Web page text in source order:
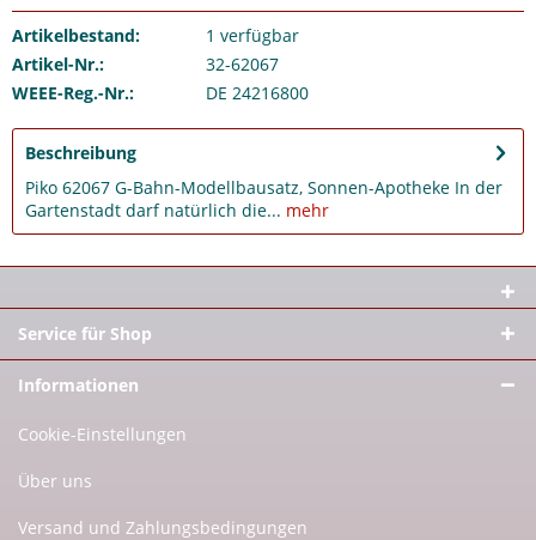
Artikelbestand: 1 verfügbar
Artikel-Nr.:
32-62067
WEEE-Reg.-Nr.:
DE 24216800
Beschreibung
Piko 62067 G-Bahn-Modellbausatz, Sonnen-Apotheke In der
Gartenstadt darf natürlich die... mehr
Service für Shop
Informationen
Cookie-Einstellungen
Über uns
Versand und Zahlungsbedingungen